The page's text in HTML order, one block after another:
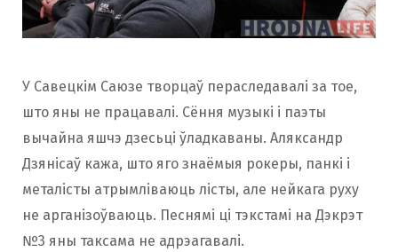
У Савецкім Саюзе творцаў пераследавалі за тое,
што яны не працавалі. Сёння музыкі і паэты
вычайна яшчэ дзесьці ўладкаваны. Аляксандр
Дзянісаў кажа, што яго знаёмыя рокеры, панкі і
металісты атрымліваюць лісты, але нейкага руху
не арганізоўваюць. Песнямі ці тэкстамі на Дэкрэт
№3 яны таксама не адрэагавалі.